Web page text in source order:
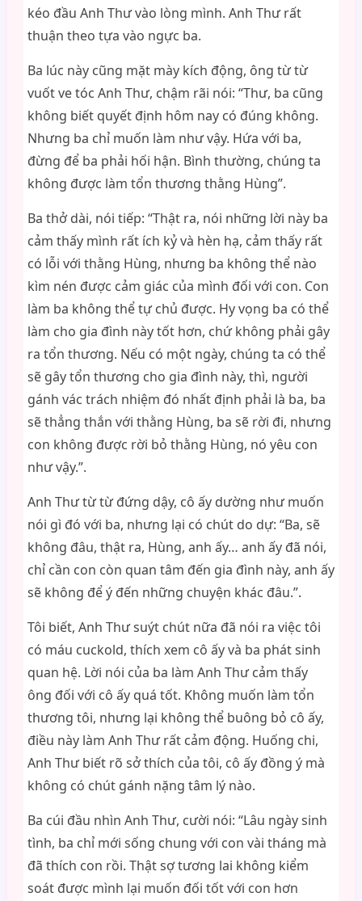
kéo đầu Anh Thư vào lòng mình. Anh Thư rất
thuận theo tựa vào ngực ba.
Ba lúc này cũng mặt mày kích động, ông từ từ
vuốt ve tóc Anh Thư, chậm rãi nói: “Thư, ba cũng
không biết quyết định hôm nay có đúng không.
Nhưng ba chỉ muốn làm như vậy. Hứa với ba,
đừng để ba phải hối hận. Bình thường, chúng ta
không được làm tổn thương thằng Hùng”.
Ba thở dài, nói tiếp: “Thật ra, nói những lời này ba
cảm thấy mình rất ích kỷ và hèn hạ, cảm thấy rất
có lỗi với thằng Hùng, nhưng ba không thể nào
kìm nén được cảm giác của mình đối với con. Con
làm ba không thể tự chủ được. Hy vọng ba có thể
làm cho gia đình này tốt hơn, chứ không phải gây
ra tổn thương. Nếu có một ngày, chúng ta có thể
sẽ gây tổn thương cho gia đình này, thì, người
gánh vác trách nhiệm đó nhất định phải là ba, ba
sẽ thẳng thắn với thằng Hùng, ba sẽ rời đi, nhưng
con không được rời bỏ thằng Hùng, nó yêu con
như vậy.”.
Anh Thư từ từ đứng dậy, cô ấy dường như muốn
nói gì đó với ba, nhưng lại có chút do dự: “Ba, sẽ
không đâu, thật ra, Hùng, anh ấy… anh ấy đã nói,
chỉ cần con còn quan tâm đến gia đình này, anh ấy
sẽ không để ý đến những chuyện khác đâu.”.
Tôi biết, Anh Thư suýt chút nữa đã nói ra việc tôi
có máu cuckold, thích xem cô ấy và ba phát sinh
quan hệ. Lời nói của ba làm Anh Thư cảm thấy
ông đối với cô ấy quá tốt. Không muốn làm tổn
thương tôi, nhưng lại không thể buông bỏ cô ấy,
điều này làm Anh Thư rất cảm động. Huống chi,
Anh Thư biết rõ sở thích của tôi, cô ấy đồng ý mà
không có chút gánh nặng tâm lý nào.
Ba cúi đầu nhìn Anh Thư, cười nói: “Lâu ngày sinh
tình, ba chỉ mới sống chung với con vài tháng mà
đã thích con rồi. Thật sợ tương lai không kiểm
soát được mình lại muốn đối tốt với con hơn